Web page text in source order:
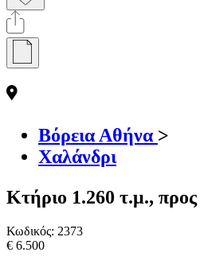
Βόρεια Αθήνα >
Χαλάνδρι
Κτήριο 1.260 τ.μ., προς
Κωδικός: 2373
€ 6.500